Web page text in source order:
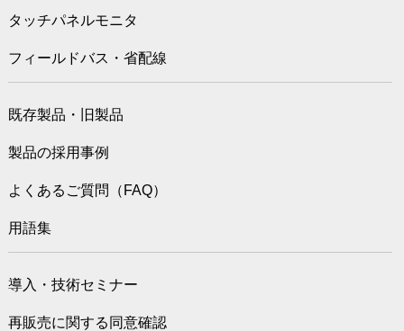
タッチパネルモニタ
フィールドバス・省配線
既存製品・旧製品
製品の採用事例
よくあるご質問（FAQ）
用語集
導入・技術セミナー
再販売に関する同意確認